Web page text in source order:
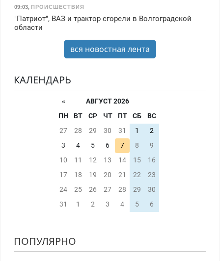
09:03, ПРОИСШЕСТВИЯ
"Патриот", ВАЗ и трактор сгорели в Волгоградской
области
вся новостная лента
КАЛЕНДАРЬ
«
АВГУСТ 2026
ПН
ВТ СР ЧТ ПТ СБ
ВС
27
28 29 30 31 1
2
3
4 5 6 7 8
9
10
11 12 13 14 15
16
17
18 19 20 21 22
23
24
25 26 27 28 29
30
31
1 2 3 4 5 6
ПОПУЛЯРНО